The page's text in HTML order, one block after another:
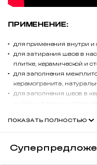
ПРИМЕНЕНИЕ:
для применения внутри
для затирания швов в
плитке, керамической и
для заполнения
керамогранита,
для заполнения швов в
интенсивными
заполнения швов в
подходит для
ПОКАЗАТЬ ПОЛНОСТЬЮ